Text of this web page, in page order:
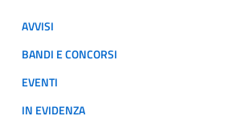
AVVISI
BANDI E CONCORSI
EVENTI
IN EVIDENZA